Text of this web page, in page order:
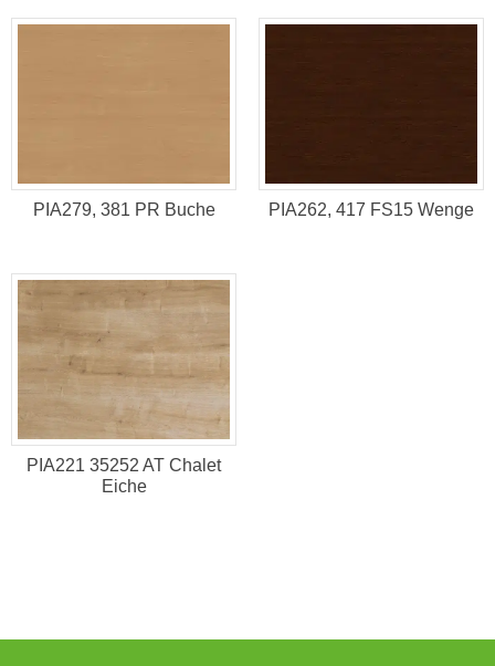
PIA279, 381 PR Buche PIA262, 417 FS15 Wenge
PIA221 35252 AT Chalet
Eiche